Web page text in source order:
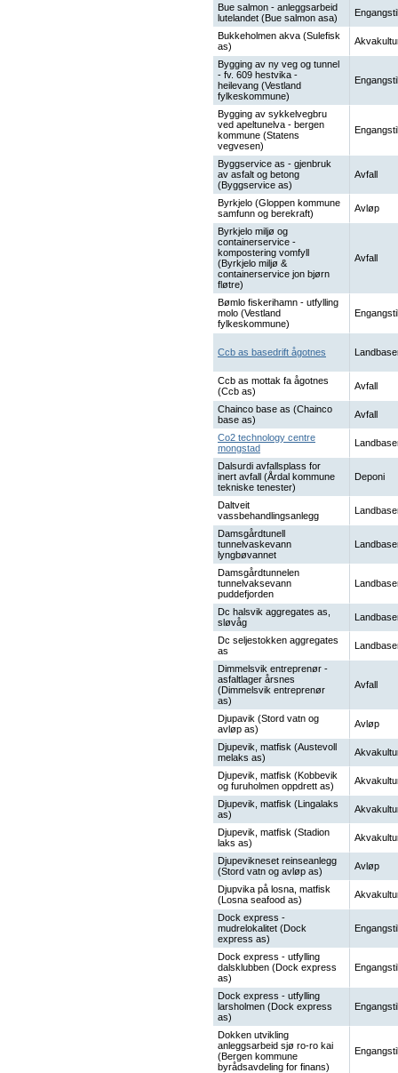
Bue salmon - anleggsarbeid
lutelandet (Bue salmon asa)
Bukkeholmen akva (Sulefisk
as)
Bygging av ny veg og tunnel
- fv. 609 hestvika -
heilevang (Vestland
fylkeskommune)
Bygging av sykkelvegbru
ved apeltunelva - bergen
kommune (Statens
vegvesen)
Byggservice as - gjenbruk
av asfalt og betong
(Byggservice as)
Avfall
Byrkjelo (Gloppen kommune
samfunn og berekraft)
Avløp
Byrkjelo miljø og
containerservice -
kompostering vomfyll
(Byrkjelo miljø &
containerservice jon bjørn
fløtre)
Avfall
Bømlo fiskerihamn - utfylling
molo (Vestland
fylkeskommune)
Ccb as basedrift ågotnes
Ccb as mottak fa ågotnes
(Ccb as)
Avfall
Chainco base as (Chainco
base as)
Avfall
Co2 technology centre
mongstad
Dalsurdi avfallsplass for
inert avfall (Årdal kommune
tekniske tenester)
Deponi
Daltveit
vassbehandlingsanlegg
Damsgårdtunell
tunnelvaskevann
lyngbøvannet
Damsgårdtunnelen
tunnelvaksevann
puddefjorden
Dc halsvik aggregates as,
sløvåg
Dc seljestokken aggregates
as
Dimmelsvik entreprenør -
asfaltlager årsnes
(Dimmelsvik entreprenør
as)
Avfall
Djupavik (Stord vatn og
avløp as)
Avløp
Djupevik, matfisk (Austevoll
melaks as)
Djupevik, matfisk (Kobbevik
og furuholmen oppdrett as)
Djupevik, matfisk (Lingalaks
as)
Djupevik, matfisk (Stadion
laks as)
Djupevikneset reinseanlegg
(Stord vatn og avløp as)
Avløp
Djupvika på losna, matfisk
(Losna seafood as)
Dock express -
mudrelokalitet (Dock
express as)
Dock express - utfylling
dalsklubben (Dock express
as)
Dock express - utfylling
larsholmen (Dock express
as)
Dokken utvikling
anleggsarbeid sjø ro-ro kai
(Bergen kommune
byrådsavdeling for finans)